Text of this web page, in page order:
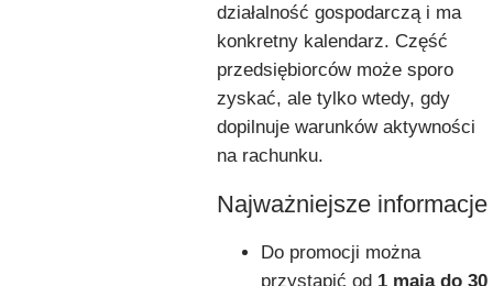
działalność gospodarczą i ma
konkretny kalendarz. Część
przedsiębiorców może sporo
zyskać, ale tylko wtedy, gdy
dopilnuje warunków aktywności
na rachunku.
Najważniejsze informacje
Do promocji można
przystąpić od 1 maja do 30